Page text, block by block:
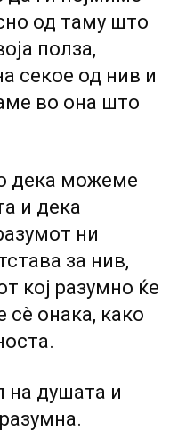
од таму што
полза,
секое од нив и
во она што
дека можеме
и дека
ни
за нив,
кој разумно ќе
сè онака, како
на душата и